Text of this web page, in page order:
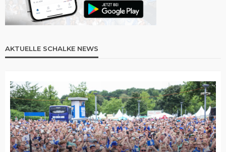
AKTUELLE SCHALKE NEWS